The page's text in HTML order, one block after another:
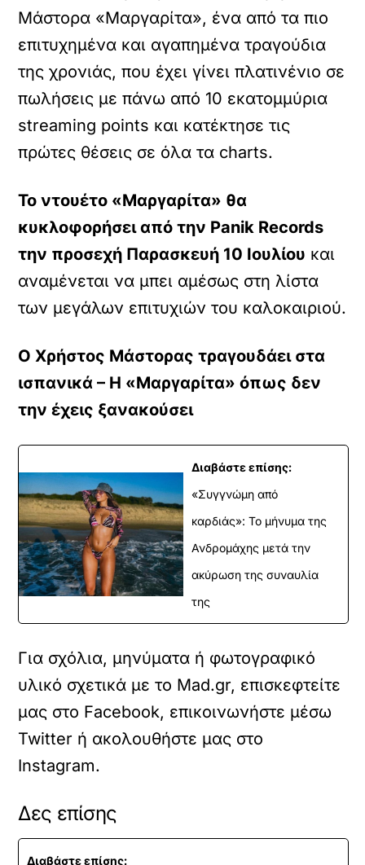
Μάστορα «Μαργαρίτα», ένα από τα πιο
επιτυχημένα και αγαπημένα τραγούδια
της χρονιάς, που έχει γίνει πλατινένιο σε
πωλήσεις με πάνω από 10 εκατομμύρια
streaming points και κατέκτησε τις
πρώτες θέσεις σε όλα τα charts.
Το ντουέτο «Μαργαρίτα» θα
κυκλοφορήσει από την Panik Records
την προσεχή Παρασκευή 10 Ιουλίου και
αναμένεται να μπει αμέσως στη λίστα
των μεγάλων επιτυχιών του καλοκαιριού.
Ο Χρήστος Μάστορας τραγουδάει στα
ισπανικά – Η «Μαργαρίτα» όπως δεν
την έχεις ξανακούσει
Διαβάστε επίσης:
«Συγγνώμη από
καρδιάς»: Το μήνυμα της
Ανδρομάχης μετά την
ακύρωση της συναυλία
της
Για σχόλια, μηνύματα ή φωτογραφικό
υλικό σχετικά με το Mad.gr, επισκεφτείτε
μας στο Facebook, επικοινωνήστε μέσω
Twitter ή ακολουθήστε μας στο
Instagram.
Δες επίσης
Διαβάστε επίσης: